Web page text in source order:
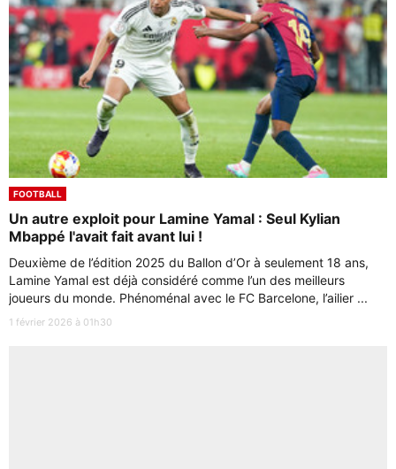
FOOTBALL
Un autre exploit pour Lamine Yamal : Seul Kylian
Mbappé l'avait fait avant lui !
Deuxième de l’édition 2025 du Ballon d’Or à seulement 18 ans,
Lamine Yamal est déjà considéré comme l’un des meilleurs
joueurs du monde. Phénoménal avec le FC Barcelone, l’ailier ...
1 février 2026 à 01h30